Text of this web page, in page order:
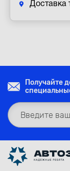
Доставка
Получайте